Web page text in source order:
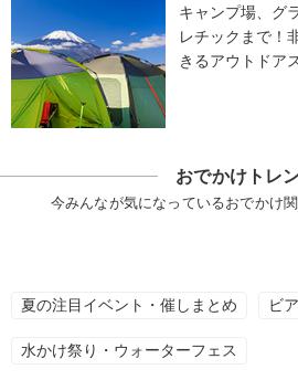
キャンプ場、グ
レチックまで！
きるアウトドア
おでかけトレ
今みんなが気になっているおでかけ
夏の注目イベント・催しまとめ ビ
水かけ祭り・ウォーターフェス